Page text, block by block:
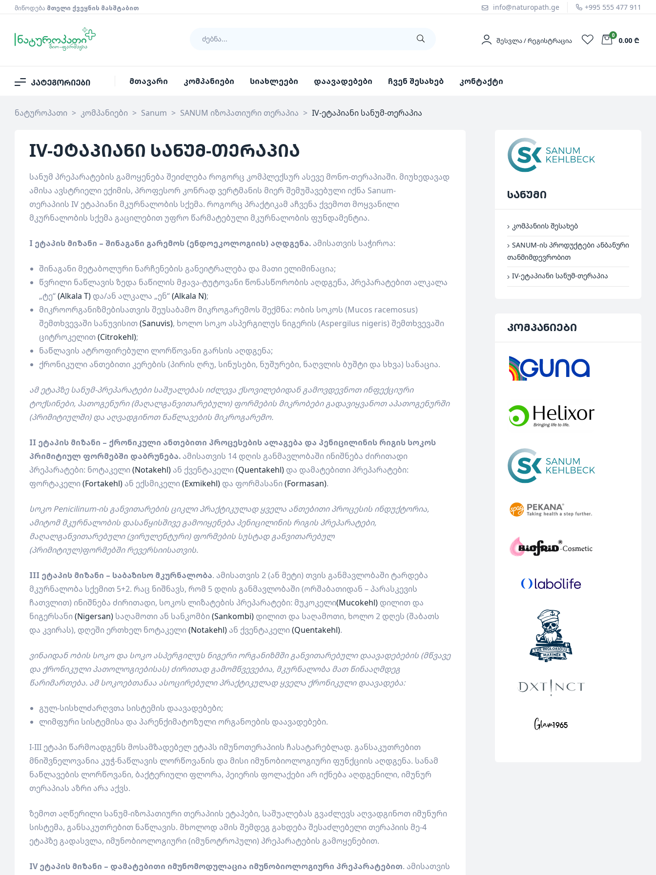
მიწოდება მთელი ქვეყნის მასშტაბით info@naturopath.ge +995 555 477 911
ᲨᲔᲡᲕᲚᲐ / ᲠᲔᲒᲘᲡᲢᲠᲐᲪᲘᲐ
0
0.00 ₾
კატეგორიები მთავარი კომპანიები სიახლეები დაავადებები ჩვენ შესახებ კონტაქტი
ნატუროპათი > კომპანიები > Sanum > SANUM იზოპათიური თერაპია > IV-ეტაპიანი სანუმ-თერაპია
IV-ეტაპიანი სანუმ-თერაპია
სანუმ პრეპარატების გამოყენება შეიძლება როგორც კომპლექსურ ასევე მონო-თერაპიაში. მიუხედავად
ამისა ავსტრიელი ექიმის, პროფესორ კონრად ვერტმანის მიერ შემუშავებული იქნა Sanum-
თერაპიის IV ეტაპიანი მკურნალობის სქემა. როგორც პრაქტიკამ აჩვენა ქვემოთ მოყვანილი
მკურნალობის სქემა გაცილებით უფრო წარმატებული მკურნალობის ფუნდამენტია.
I ეტაპის მიზანი – შინაგანი გარემოს (ენდოეკოლოგიის) აღდგენა. ამისათვის საჭიროა:
შინაგანი მეტაბოლური ნარჩენების განეიტრალება და მათი ელიმინაცია;
წვრილი ნაწლავის ზედა ნაწილის მჟავა-ტუტოვანი წონასწორობის აღდგენა, პრეპარატებით ალკალა
„ტე“(Alkala T) და/ან ალკალა „ენ“(Alkala N);
მიკროორგანიზმებისათვის შეუსაბამო მიკროგარემოს შექმნა: ობის სოკოს (Mucos racemosus)
შემთხვევაში სანუვისით(Sanuvis), ხოლო სოკო ასპერგილუს ნიგერის (Aspergilus nigeris) შემთხვევაში
ციტროკელით(Citrokehl);
ნაწლავის ატროფირებული ლორწოვანი გარსის აღდგენა;
ქრონიკული ანთებითი კერების (პირის ღრუ, სინუსები, ნუშურები, ნაღვლის ბუშტი და სხვა) სანაცია.
ამ ეტაპზე სანუმ-პრეპარატები საშუალებას იძლევა ქსოვილებიდან გამოვდევნოთ ინფექციური
ტოქსინები, პათოგენური (მაღალგანვითარებული) ფორმების მიკრობები გადავიყვანოთ აპათოგენურში
(პრიმიტიულში) და აღვადგინოთ ნაწლავების მიკროგარემო.
II ეტაპის მიზანი – ქრონიკული ანთებითი პროცესების ალაგება და პენიცილინის რიგის სოკოს
პრიმიტიულ ფორმებში დაბრუნება. ამისათვის 14 დღის განმავლობაში ინიშნება ძირითადი
პრეპარატები: ნოტაკელი(Notakehl) ან ქვენტაკელი(Quentakehl) და დამატებითი პრეპარატები:
ფორტაკელი(Fortakehl) ან ექსმიკელი(Exmikehl) და ფორმასანი(Formasan).
სოკო Penicilinum-ის განვითარების ციკლი პრაქტიკულად ყველა ანთებითი პროცესის ინდუქტორია,
ამიტომ მკურნალობის დასაწყისშივე გამოიყენება პენიცილინის რიგის პრეპარატები,
მაღალგანვითარებული (ვირულენტური) ფორმების სუსტად განვითარებულ
(პრიმიტიულ)ფორმებში რევერსიისათვის.
III ეტაპის მიზანი – საბაზისო მკურნალობა. ამისათვის 2 (ან მეტი) თვის განმავლობაში ტარდება
მკურნალობა სქემით 5+2. რაც ნიშნავს, რომ 5 დღის განმავლობაში (ორშაბათიდან – პარასკევის
ჩათვლით) ინიშნება ძირითადი, სოკოს ლიზატების პრეპარატები: მუკოკელი(Mucokehl) დილით და
ნიგერსანი(Nigersan) საღამოთი ან სანკომბი(Sankombi) დილით და საღამოთი, ხოლო 2 დღეს (შაბათს
და კვირას), დღეში ერთხელ ნოტაკელი(Notakehl) ან ქვენტაკელი(Quentakehl).
ვინაიდან ობის სოკო და სოკო ასპერგილუს ნიგერი ორგანიზმში განვითარებული დაავადებების (მწვავე
და ქრონიკული პათოლოგიებისას) ძირითად გამომწვევებია, მკურნალობა მათ წინააღმდეგ
წარიმართება. ამ სოკოებთანაა ასოცირებული პრაქტიკულად ყველა ქრონიკული დაავადება:
გულ-სისხლძარღვთა სისტემის დაავადებები;
ლიმფური სისტემისა და პარენქიმატოზული ორგანოების დაავადებები.
I-III ეტაპი წარმოადგენს მოსამზადებელ ეტაპს იმუნოთერაპიის ჩასატარებლად. განსაკუთრებით
მნიშვნელოვანია კუჭ-ნაწლავის ლორწოვანის და მისი იმუნობიოლოგიური ფუნქციის აღდგენა. სანამ
ნაწლავების ლორწოვანი, ბაქტერიული ფლორა, პეიერის ფოლაქები არ იქნება აღდგენილი, იმუნურ
თერაპიას აზრი არა აქვს.
ზემოთ აღწერილი სანუმ-იზოპათიური თერაპიის ეტაპები, საშუალებას გვაძლევს აღვადგინოთ იმუნური
სისტემა, განსაკუთრებით ნაწლავის. მხოლოდ ამის შემდეგ გახდება შესაძლებელი თერაპიის მე-4
ეტაპზე გადასვლა, იმუნობიოლოგიური (იმუნოტროპული) პრეპარატების გამოყენებით.
IV ეტაპის მიზანი – დამატებითი იმუნომოდულაცია იმუნობიოლოგიური პრეპარატებით. ამისათვის
სანუმი
კომპანიის შესახებ
SANUM-ის პროდუქტები ანბანური
თანმიმდევრობით
IV-ეტაპიანი სანუმ-თერაპია
კომპანიები